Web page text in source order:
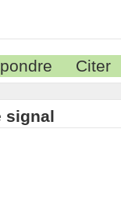
Citer
signal